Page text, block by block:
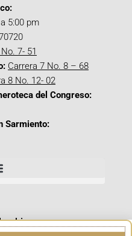
5:00 pm
7- 51
Carrera 7 No. 8 – 68
8 No. 12- 02
del Congreso:
Sarmiento: